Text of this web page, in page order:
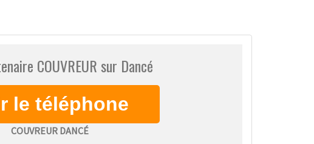
COUVREUR sur Dancé
COUVREUR DANCÉ